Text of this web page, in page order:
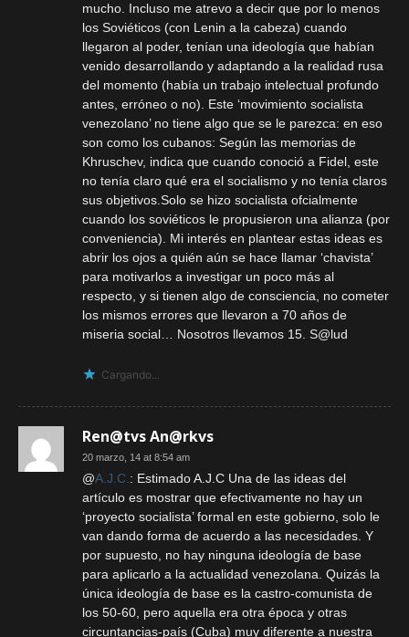
mucho. Incluso me atrevo a decir que por lo menos
los Soviéticos (con Lenin a la cabeza) cuando
llegaron al poder, tenían una ideología que habían
venido desarrollando y adaptando a la realidad rusa
del momento (había un trabajo intelectual profundo
antes, erróneo o no). Este ‘movimiento socialista
venezolano’ no tiene algo que se le parezca: en eso
son como los cubanos: Según las memorias de
Khruschev, indica que cuando conoció a Fidel, este
no tenía claro qué era el socialismo y no tenía claros
sus objetivos.Solo se hizo socialista ofcialmente
cuando los soviéticos le propusieron una alianza (por
conveniencia). Mi interés en plantear estas ideas es
abrir los ojos a quién aún se hace llamar ‘chavista’
para motivarlos a investigar un poco más al
respecto, y si tienen algo de consciencia, no cometer
los mismos errores que llevaron a 70 años de
miseria social… Nosotros llevamos 15. S@lud
Cargando...
Ren@tvs An@rkvs
20 marzo, 14 at 8:54 am
@A.J.C.: Estimado A.J.C Una de las ideas del
artículo es mostrar que efectivamente no hay un
‘proyecto socialista’ formal en este gobierno, solo le
van dando forma de acuerdo a las necesidades. Y
por supuesto, no hay ninguna ideología de base
para aplicarlo a la actualidad venezolana. Quizás la
única ideología de base es la castro-comunista de
los 50-60, pero aquella era otra época y otras
circuntancias-país (Cuba) muy diferente a nuestra